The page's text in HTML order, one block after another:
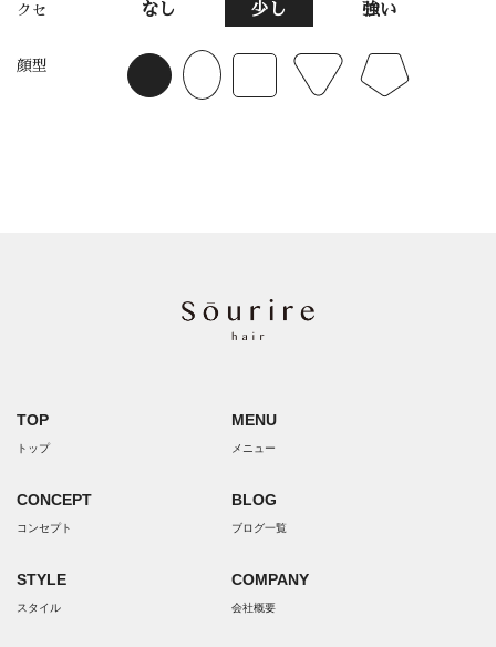
クセ なし 少し 強い
顔型
TOP
トップ
CONCEPT
コンセプト
STYLE
スタイル
MENU
メニュー
BLOG
ブログ一覧
COMPANY
会社概要